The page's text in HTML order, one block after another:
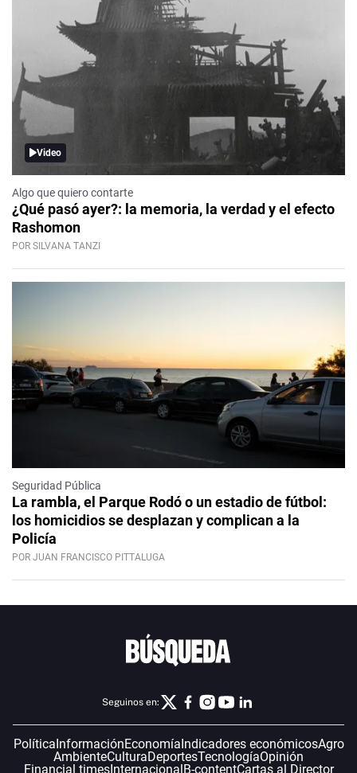
Video
Algo que quiero contarte
¿Qué pasó ayer?: la memoria, la verdad y el efecto
Rashomon
POR SILVANA TANZI
Seguridad Pública
La rambla, el Parque Rodó o un estadio de fútbol:
los homicidios se desplazan y complican a la
Policía
POR JUAN FRANCISCO PITTALUGA
Seguinos en:
Política InformaciónEconomía Indicadores económicosAgro
AmbienteCulturaDeportesTecnologíaOpinión
Financial timesInternacional B-contentCartas al Director